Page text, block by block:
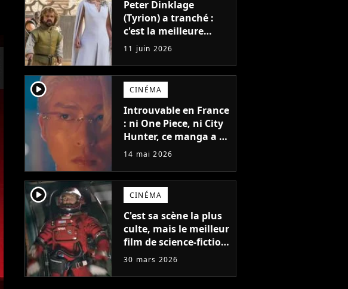
Peter Dinklage
(Tyrion) a tranché :
c'est la meilleure
actrice de Game of
Thrones, et non, elle
n'a pas joué Daenerys
11 juin 2026
player2 CINÉMA
Introuvable en France
: ni One Piece, ni City
Hunter, ce manga a le
droit à la meilleure
action du moment
14 mai 2026
player2 CINÉMA
C'est sa scène la plus
culte, mais le meilleur
film de science-fiction
du moment a failli
30 mars 2026